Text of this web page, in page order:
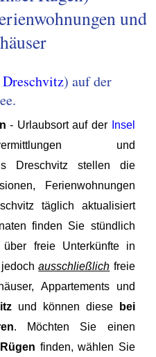
und
) auf der
- Urlaubsort auf der
Insel
und
Dreschvitz stellen die
Ferienwohnungen
täglich aktualisiert
finden Sie stündlich
über freie Unterkünfte in
jedochausschließlich freie
Appartements und
und können diese
bei
. Möchten Sie einen
finden, wählen Sie